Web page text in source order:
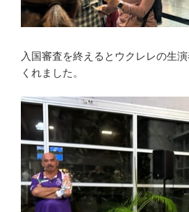
入国審査を終えるとウクレレの生
くれました。